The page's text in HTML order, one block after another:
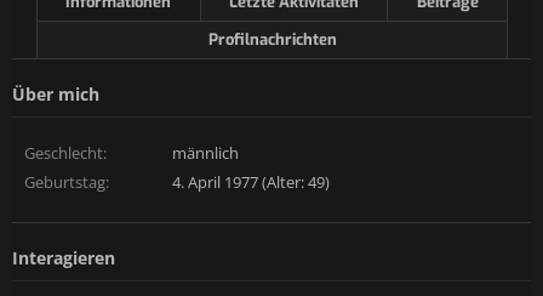
Profilnachrichten
Über mich
Geschlecht:
männlich
Geburtstag:
4. April 1977 (Alter: 49)
Interagieren